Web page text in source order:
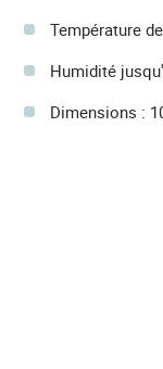
Température
Humidité
Dimensions :